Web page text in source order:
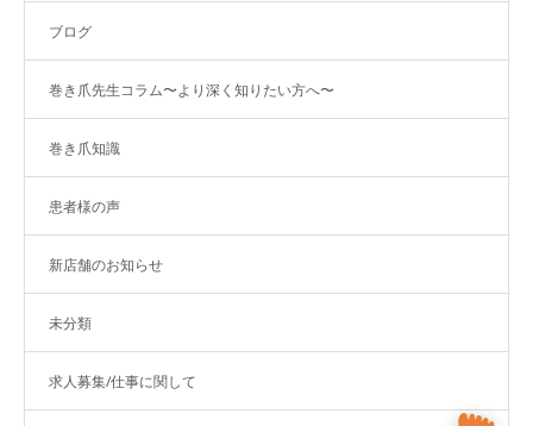
ブログ
巻き爪先生コラム〜より深く知りたい方へ〜
巻き爪知識
患者様の声
新店舗のお知らせ
未分類
求人募集/仕事に関して